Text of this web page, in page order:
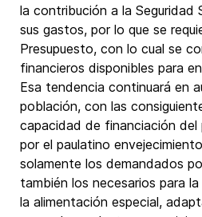
la contribución a la
sus gastos, por lo que se
Presupuesto, con lo cual se
financieros disponibles para
Esa tendencia continuará en
población, con las
capacidad de financiación
por el paulatino
solamente los demandados
también los necesarios para
la alimentación especial,